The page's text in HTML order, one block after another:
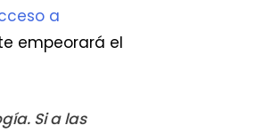
a
empeorará el
Si a las